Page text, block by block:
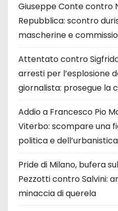
Giuseppe Conte contro
Repubblica: scontro
mascherine e
Attentato contro
arresti per l’esplosione
giornalista: prosegue la
Addio a Francesco Pio
Viterbo: scompare una
politica e
Pride di Milano, bufera
Pezzotti contro Salvini:
minaccia di querela